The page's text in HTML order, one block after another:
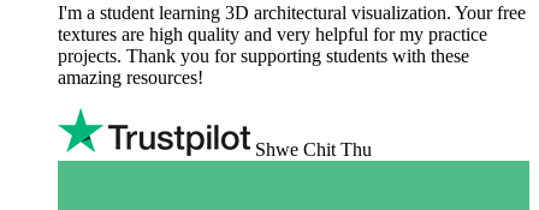
I'm a student learning 3D architectural visualization. Your free
textures are high quality and very helpful for my practice
projects. Thank you for supporting students with these
amazing resources!
Shwe Chit Thu